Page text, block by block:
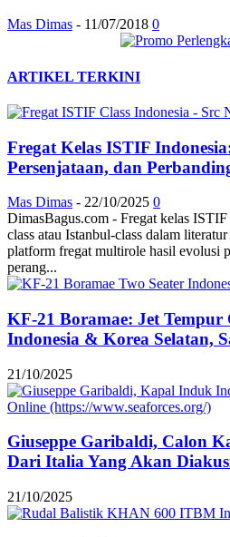
Mas Dimas - 11/07/2018 0
ARTIKEL TERKINI
Fregat Kelas ISTIF
Persenjataan, dan
Mas Dimas - 22/10/2025 0
DimasBagus.com - Fregat kelas
class atau Istanbul-class dalam
platform fregat multirole hasil evolusi
perang...
KF-21 Boramae: Jet Tempur
Indonesia & Korea Selatan,
21/10/2025
Giuseppe Garibaldi, Calon
Dari Italia Yang Akan
21/10/2025